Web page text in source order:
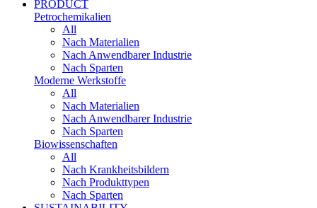
PRODUCT
Petrochemikalien
All
Nach Materialien
Nach Anwendbarer Industrie
Nach Sparten
Moderne Werkstoffe
All
Nach Materialien
Nach Anwendbarer Industrie
Nach Sparten
Biowissenschaften
All
Nach Krankheitsbildern
Nach Produkttypen
Nach Sparten